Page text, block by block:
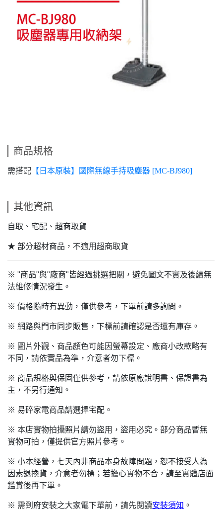
商品規格
需搭配 【日本原裝】國際無線手持吸塵器 [MC-BJ980]
其他資訊
自取、宅配、超商取貨
★ 部分超材商品，不適用超商取貨
※ "商品"與"廠商"皆經過挑選把關，避免圖文不實及後續無
法維修情況發生。
※ 價格隨時有異動，僅供參考，下單前請多詢問。
※ 網路與門市同步販售，下標前請確認是否還有庫存。
※ 圖片外觀、商品顏色可能因螢幕設定、廠商小改款略有
不同，請依實品為準，介意者勿下標。
※ 商品規格與保固僅供參考，請依原廠說明書、保證書為
主，不另行通知。
※ 易碎家電商品請選擇宅配。
※ 本店實物拍攝照片請勿盜用，盜用必究。部分商品暫無
實物可拍，僅提供官方照片參考。
※ 小本經營，七天內非商品本身故障問題，恕不接受人為
因素退換貨，介意者勿標；若擔心實物不合，請至實體店面
鑑賞後再下單。
※ 需到府安裝之大家電下單前，請先閱讀安裝須知 。